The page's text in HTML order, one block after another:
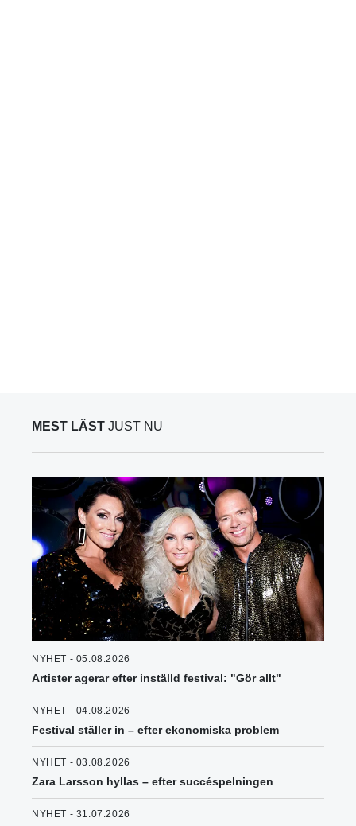
MEST LÄST JUST NU
NYHET - 05.08.2026
Artister agerar efter inställd festival: "Gör allt"
NYHET - 04.08.2026
Festival ställer in – efter ekonomiska problem
NYHET - 03.08.2026
Zara Larsson hyllas – efter succéspelningen
NYHET - 31.07.2026